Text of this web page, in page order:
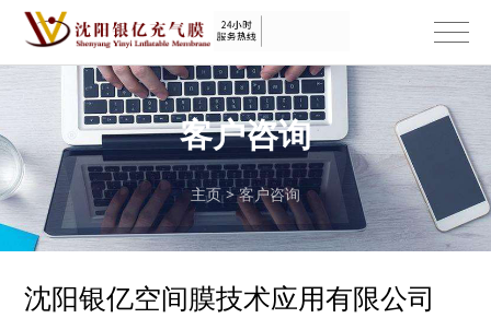
客户咨询
主页>客户咨询
沈阳银亿空间膜技术应用有限公司